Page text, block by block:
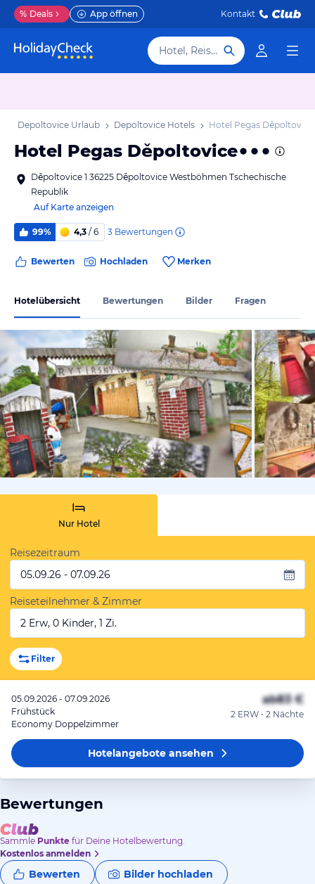
% Deals App öffnen Kontakt
Hotel, Reiseziel
Depoltovice Urlaub Depoltovice Hotels Hotel Pegas Děpoltovice
Hotel Pegas Děpoltovice
Děpoltovice 1 36225 Děpoltovice Westböhmen Tschechische
Republik
Auf Karte anzeigen
99% 4,3 / 6 3 Bewertungen
Bewerten Hochladen Merken
Hotelübersicht Bewertungen Bilder Fragen
vom
Nur Hotel
Reisezeitraum
05.09.26 - 07.09.26
Reiseteilnehmer & Zimmer
2 Erw, 0 Kinder, 1 Zi.
Filter
05.09.2026 - 07.09.2026
Frühstück
Economy Doppelzimmer
ab83 €
2 ERW • 2 Nächte
Hotelangeboteansehen
Bewertungen
Sammle Punkte für Deine Hotelbewertung.
Kostenlos anmelden
Bewerten Bilder hochladen